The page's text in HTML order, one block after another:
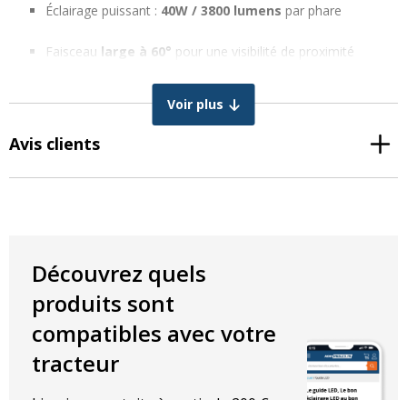
Éclairage puissant : 40W / 3800 lumens par phare
Faisceau large à 60° pour une visibilité de proximité
de haute qualité
Connexion rapide grâce au
connecteur 9005 (15 cm)
CISPR Classe 4: protection contre les interférences radio
Spécifications
Puissance : 40W par lampe
Voir plus
Avis clients
Découvrez quels
produits sont
compatibles avec votre
tracteur